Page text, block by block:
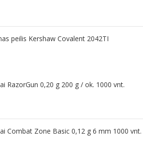
peilis Kershaw Covalent 2042TI
RazorGun 0,20 g 200 g / ok. 1000 vnt.
Combat Zone Basic 0,12 g 6 mm 1000 vnt.